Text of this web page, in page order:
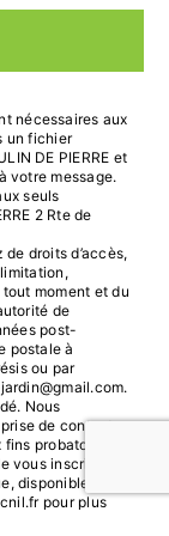
nécessaires aux
un fichier
DE PIERRE et
votre message.
seuls
2 Rte de
droits d’accès,
tout moment et du
de
post-
postale à
ou par
Nous
de contact
probatoires et
vous inscrire sur
disponible à
pour plus